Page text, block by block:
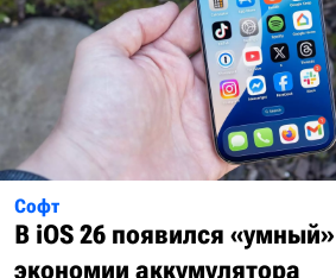
Софт
В iOS 26 появился
экономии аккумулятора